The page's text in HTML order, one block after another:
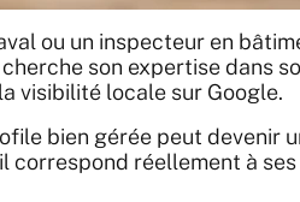
ou un inspecteur en
son expertise dans
visibilité locale sur Google.
bien gérée peut
réellement à